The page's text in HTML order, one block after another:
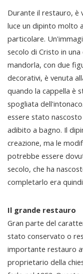
Durante il restauro, è
luce un dipinto molto
particolare.
secolo di Cristo in
mandorla, con due
decorativi, è venuta
quando la cappella è
spogliata
essere stato
adibito a bagno. Il
creazione, ma le
potrebbe essere
secolo, che ha
completarlo era
Il grande restauro
Gran parte del
stato conservato o
importante restauro
proprietario della